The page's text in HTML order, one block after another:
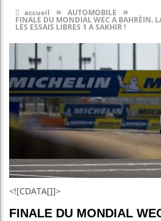
accueil » AUTOMOBILE »
FINALE DU MONDIAL WEC A BAHRËIN.
LES ESSAIS LIBRES 1 A SAKHIR !
<![CDATA[]]>
FINALE DU MONDIAL